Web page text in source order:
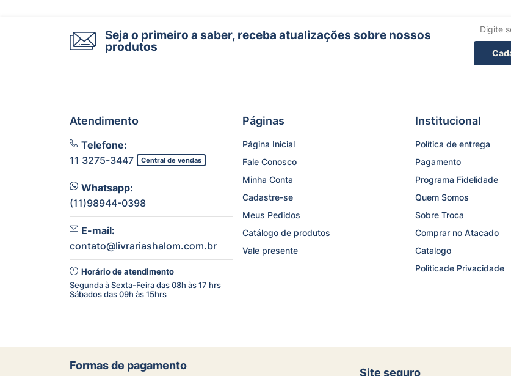
Seja o primeiro a saber, receba atualizações sobre nossos
produtos
Atendimento
Telefone:
11 3275-3447
Central de vendas
Whatsapp:
(11)98944-0398
E-mail:
contato@livrariashalom.com.br
Horário de atendimento
Segunda à Sexta-Feira das 08h às 17 hrs
Sábados das 09h às 15hrs
Páginas
Página Inicial
Fale Conosco
Minha Conta
Cadastre-se
Meus Pedidos
Catálogo de produtos
Vale presente
Institucional
Política de entrega
Pagamento
Programa Fidelidade
Quem Somos
Sobre Troca
Comprar no Atacado
Catalogo
Politicade Privacidade
Formas de pagamento
Site seguro